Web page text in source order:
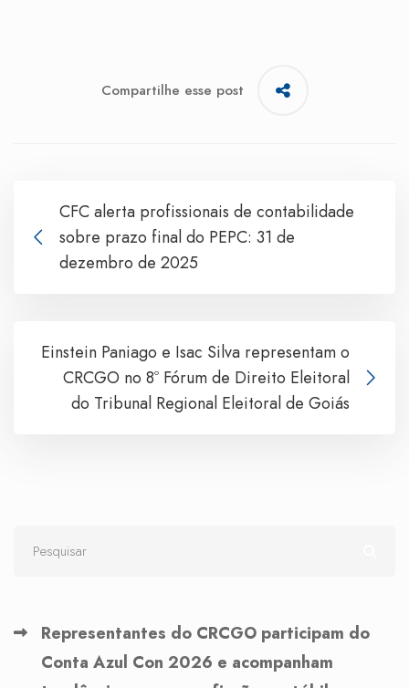
Compartilhe esse post
CFC alerta profissionais de contabilidade
sobre prazo final do PEPC: 31 de
dezembro de 2025
Einstein Paniago e Isac Silva representam o
CRCGO no 8º Fórum de Direito Eleitoral
do Tribunal Regional Eleitoral de Goiás
Representantes do CRCGO participam do
Conta Azul Con 2026 e acompanham